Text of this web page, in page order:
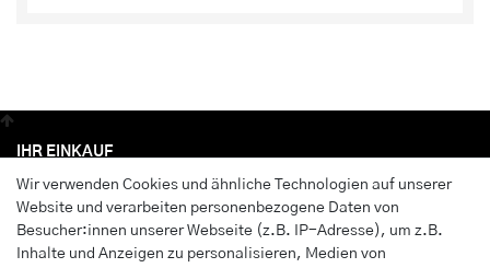
Wir verwenden Cookies und ähnliche Technologien auf unserer
Website und verarbeiten personenbezogene Daten von
Besucher:innen unserer Webseite (z.B. IP-Adresse), um z.B.
Inhalte und Anzeigen zu personalisieren, Medien von
IHR EINKAUF
Anmelden
Wunschliste